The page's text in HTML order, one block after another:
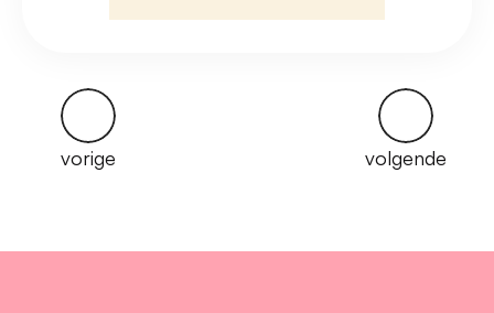
vorige volgende